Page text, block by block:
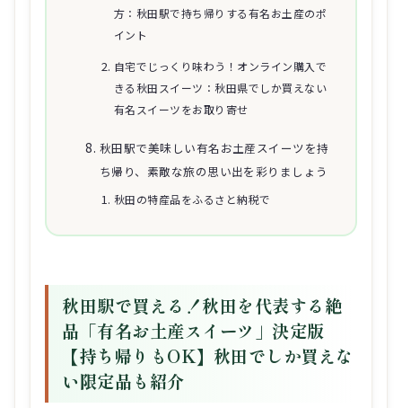
方：秋田駅で持ち帰りする有名お土産のポ
イント
自宅でじっくり味わう！オンライン購入で
きる秋田スイーツ：秋田県でしか買えない
有名スイーツをお取り寄せ
秋田駅で美味しい有名お土産スイーツを持
ち帰り、素敵な旅の思い出を彩りましょう
秋田の特産品をふるさと納税で
秋田駅で買える！秋田を代表する絶
品「有名お土産スイーツ」決定版
【持ち帰りもOK】秋田でしか買えな
い限定品も紹介